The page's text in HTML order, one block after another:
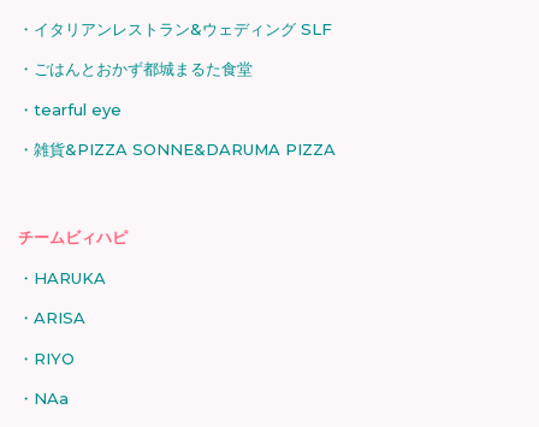
イタリアンレストラン&ウェディング SLF
ごはんとおかず都城まるた食堂
tearful eye
雑貨&PIZZA SONNE&DARUMA PIZZA
チームビィハピ
HARUKA
ARISA
RIYO
NAa